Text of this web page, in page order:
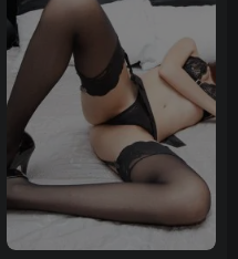
生 [98P-161MB]
门 [24P-30MB]
30MB]